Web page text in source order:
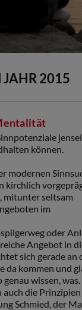
JAHR 2015
können.
modernen
kirchlich
mitunter seltsam
im
oder
Angebot in
sich gerade an
da kommen und
wissen, was.
die
Schmied, der